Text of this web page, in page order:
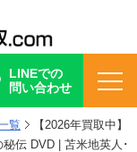
LINEでの
問い合わせ
覧
【2026年買取中】
伝 DVD | 苫米地英人･